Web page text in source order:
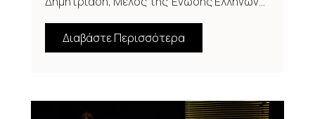
Διαβάστε Περισσότερα